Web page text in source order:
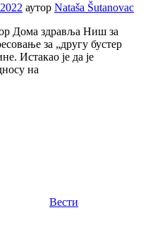
аутор Nataša Šutanovac
Дома здравља Ниш за
за „другу бустер
Истакао је да је
на
Вести